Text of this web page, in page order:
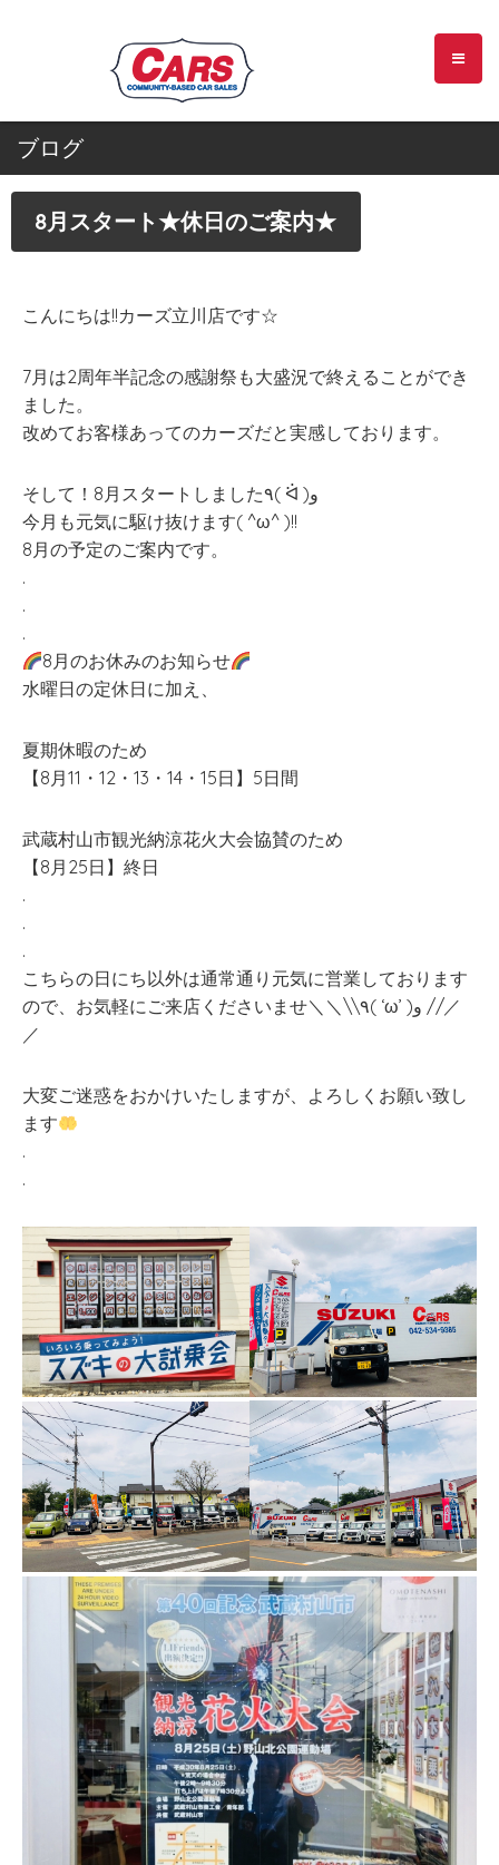
ブログ
8月スタート★休日のご案内★
こんにちは!!カーズ立川店です☆
7月は2周年半記念の感謝祭も大盛況で終えることができ
ました。
改めてお客様あってのカーズだと実感しております。
そして！8月スタートしました٩( ᐛ )و
今月も元気に駆け抜けます( ^ω^ )!!
8月の予定のご案内です。
.
.
.
8月のお休みのお知らせ
水曜日の定休日に加え、
夏期休暇のため
【8月11・12・13・14・15日】5日間
武蔵村山市観光納涼花火大会協賛のため
【8月25日】終日
.
.
.
こちらの日にち以外は通常通り元気に営業しております
ので、お気軽にご来店くださいませ＼＼\\٩( ‘ω’ )و //／
／
大変ご迷惑をおかけいたしますが、よろしくお願い致し
ます
.
.